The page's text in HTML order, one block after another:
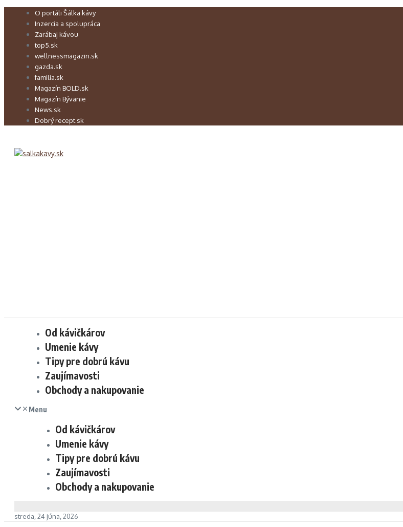
Preskočiť O portáli Šálka kávy
Inzercia a spolupráca
Zarábaj kávou
top5.sk
wellnessmagazin.sk
gazda.sk
familia.sk
Magazín BOLD.sk
Magazín Bývanie
News.sk
Dobrý recept.sk
Od kávičkárov
Umenie kávy
Tipy pre dobrú kávu
Zaujímavosti
Obchody a nakupovanie
Menu
Od kávičkárov
Umenie kávy
Tipy pre dobrú kávu
Zaujímavosti
Obchody a nakupovanie
streda, 24 júna, 2026